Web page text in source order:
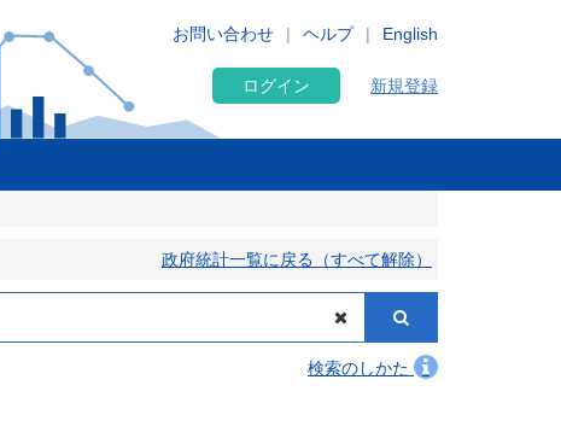
English
お問い合わせ ヘルプ
ログイン 新規登録
政府統計一覧に戻る（すべて解除）
検索のしかた